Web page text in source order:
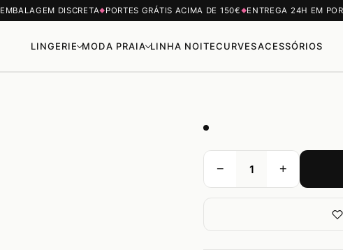
EMBALAGEM DISCRETA◆ PORTES GRÁTIS ACIMA DE 150€ ◆ENTREGA 24H EM
LINGERIE MODA PRAIA LINHA NOITECURVESACESSÓRIOS
− +